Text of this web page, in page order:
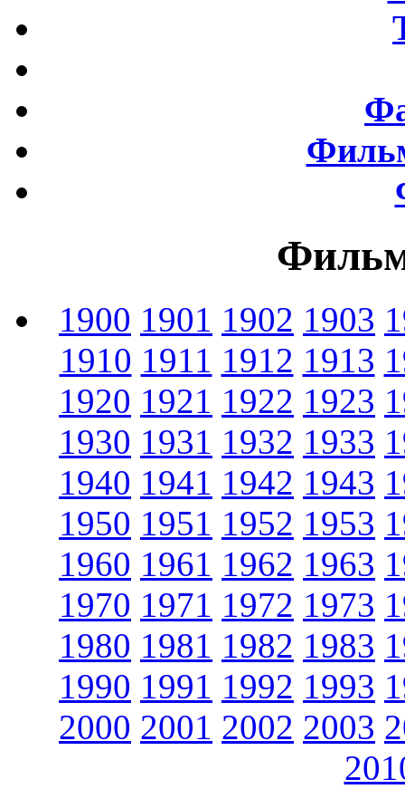
1900 1901 1902 1903
1910 1911 1912 1913
1920 1921 1922 1923
1930 1931 1932 1933
1940 1941 1942 1943
1950 1951 1952 1953
1960 1961 1962 1963
1970 1971 1972 1973
1980 1981 1982 1983
1990 1991 1992 1993
2000 2001 2002 2003